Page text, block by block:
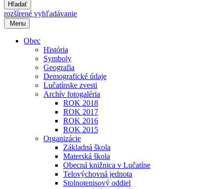
Hľadať
rozšírené vyhľadávanie
Menu
Obec
História
Symboly
Geografia
Demografické údaje
Lučatínske zvesti
Archív fotogaléria
ROK 2018
ROK 2017
ROK 2016
ROK 2015
Organizácie
Základná škola
Materská škola
Obecná knižnica v Lučatíne
Telovýchovná jednota
Stolnotenisový oddiel